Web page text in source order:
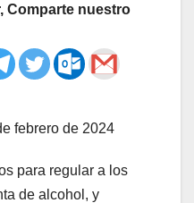
Comparte nuestro
febrero de 2024
para regular a los
de alcohol, y